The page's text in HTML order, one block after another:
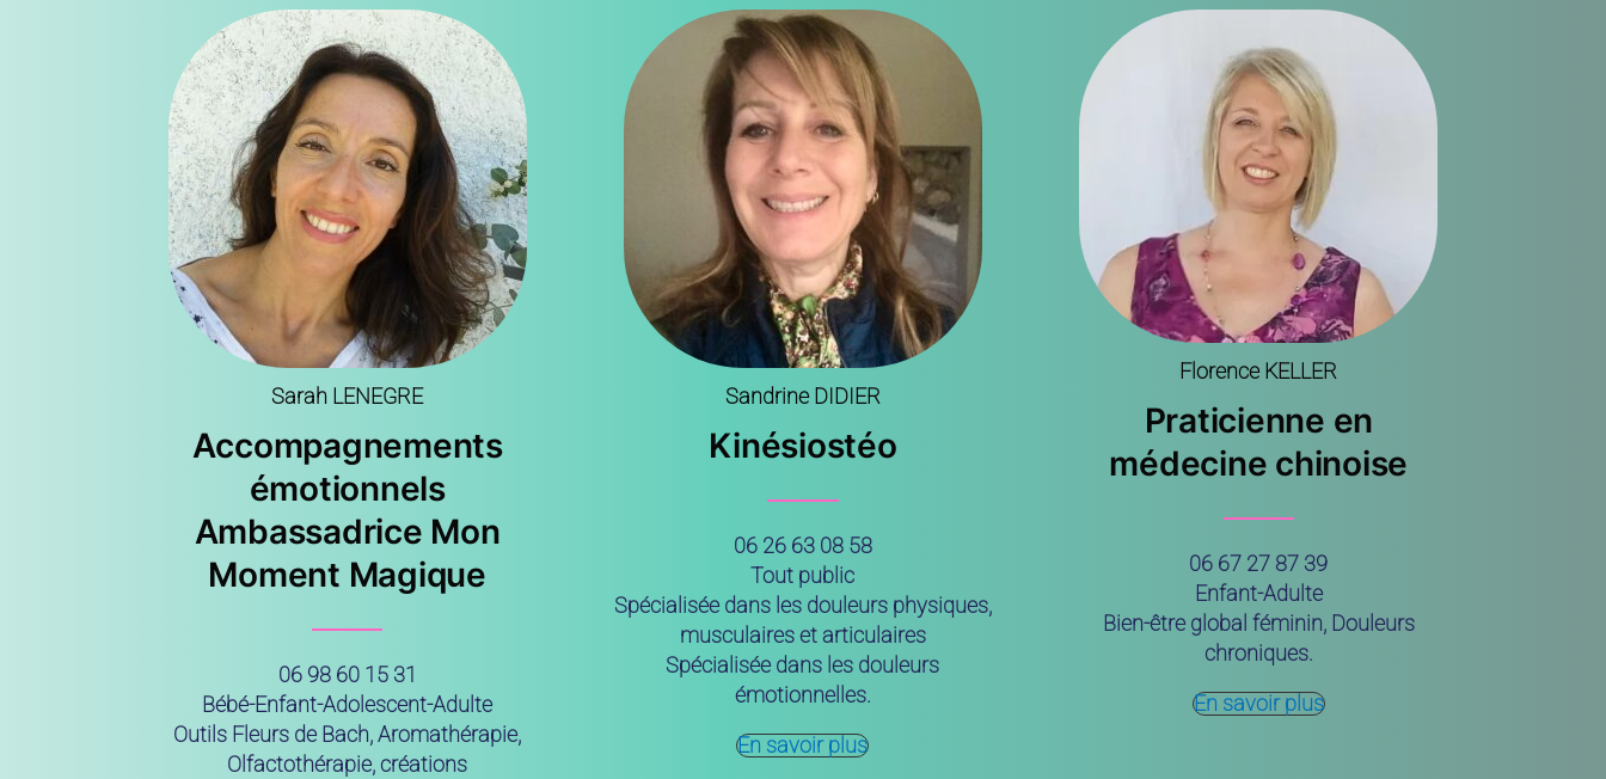
Sarah LENEGRE
Accompagnements
émotionnels
Ambassadrice Mon
Moment Magique
06 98 60 15 31
Bébé-Enfant-Adolescent-Adulte
Outils Fleurs de Bach, Aromathérapie,
Olfactothérapie, créations
Sandrine DIDIER
Kinésiostéo
06 26 63 08 58
Tout public
Spécialisée dans les douleurs physiques,
musculaires et articulaires
Spécialisée dans les douleurs
émotionnelles.
En savoir plus
Florence KELLER
Praticienne en
médecine chinoise
06 67 27 87 39
Enfant-Adulte
Bien-être global féminin, Douleurs
chroniques.
En savoir plus